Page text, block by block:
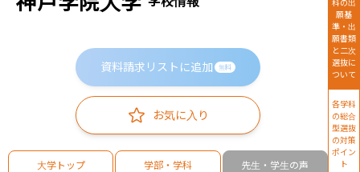
資料請求リストに追加 無料
お気に入り
大学トップ 学部・学科 先生・学生の声
願基
準・出
願書類
と二次
選抜に
ついて
各学科
の総合
型選抜
の対策
ポイン
ト